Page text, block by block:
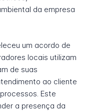
da empresa
um acordo de
locais utilizam
de suas
ao cliente
Este
a presença da